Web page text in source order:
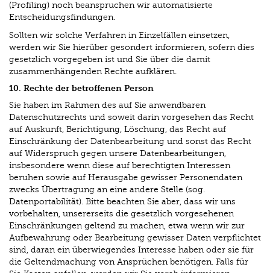
(Profiling) noch beanspruchen wir automatisierte
Entscheidungsfindungen.
Sollten wir solche Verfahren in Einzelfällen einsetzen,
werden wir Sie hierüber gesondert informieren, sofern dies
gesetzlich vorgegeben ist und Sie über die damit
zusammenhängenden Rechte aufklären.
10. Rechte der betroffenen Person
Sie haben im Rahmen des auf Sie anwendbaren
Datenschutzrechts und soweit darin vorgesehen das Recht
auf Auskunft, Berichtigung, Löschung, das Recht auf
Einschränkung der Datenbearbeitung und sonst das Recht
auf Widerspruch gegen unsere Datenbearbeitungen,
insbesondere wenn diese auf berechtigten Interessen
beruhen sowie auf Herausgabe gewisser Personendaten
zwecks Übertragung an eine andere Stelle (sog.
Datenportabilität). Bitte beachten Sie aber, dass wir uns
vorbehalten, unsererseits die gesetzlich vorgesehenen
Einschränkungen geltend zu machen, etwa wenn wir zur
Aufbewahrung oder Bearbeitung gewisser Daten verpflichtet
sind, daran ein überwiegendes Interesse haben oder sie für
die Geltendmachung von Ansprüchen benötigen. Falls für